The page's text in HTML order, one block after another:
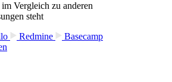
Vergleich zu anderen
steht
Redmine
Basecamp